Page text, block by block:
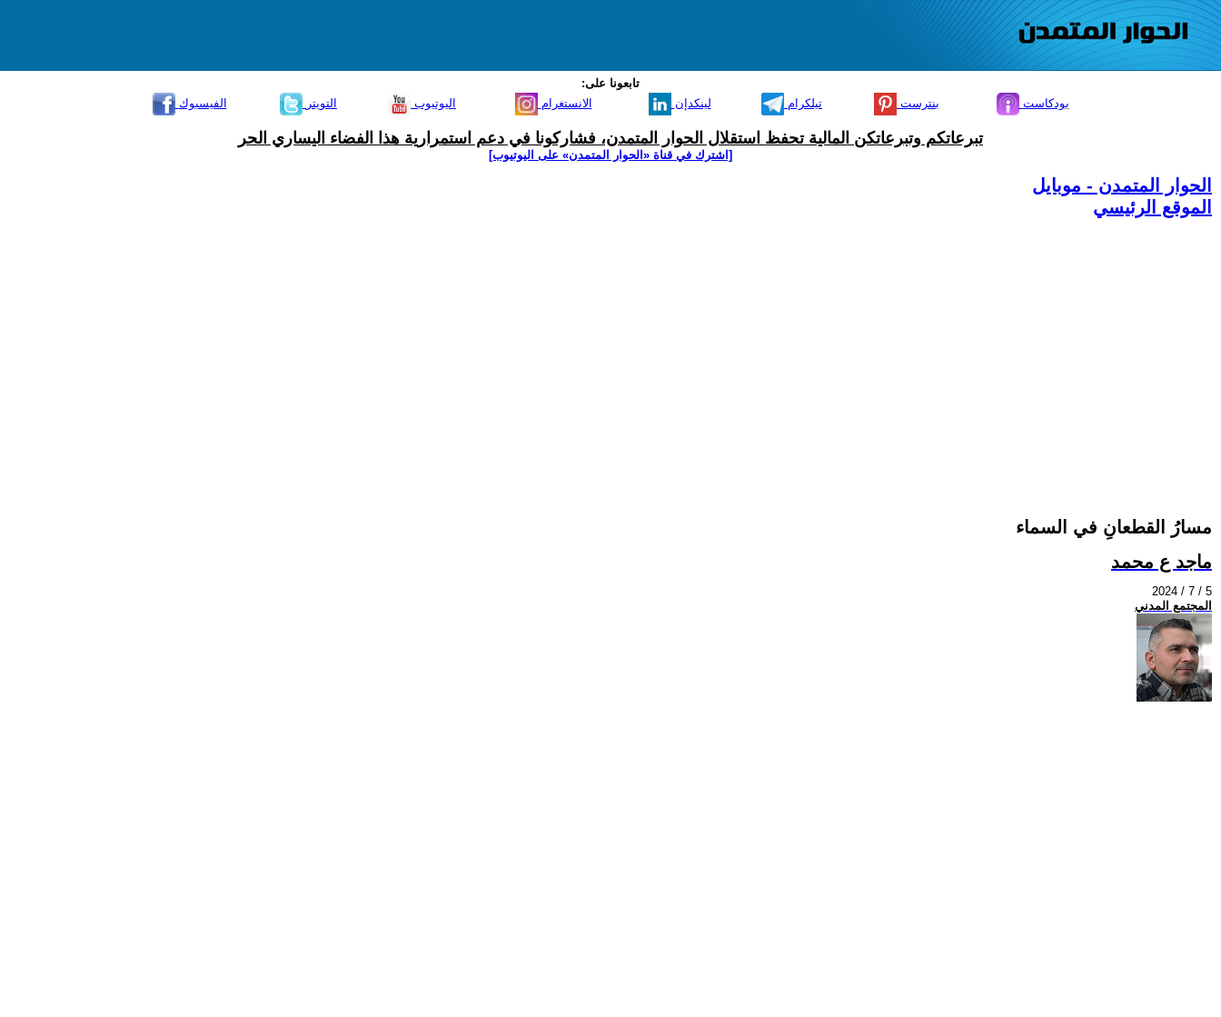
تابعونا على:
الفيسبوك
التويتر اليوتيوب الانستغرام لينكدإن تيلكرام بنترست بودكاست
تبرعاتكم وتبرعاتكن المالية تحفظ استقلال الحوار المتمدن، فشاركونا في دعم استمرارية هذا الفضاء اليساري الحر
[اشترك في قناة ‫«الحوار المتمدن» على اليوتيوب]
الحوار المتمدن - موبايل
الموقع الرئيسي
مسارُ القطعانِ في السماء
ماجد ع محمد
2024 / 7 / 5
المجتمع المدني